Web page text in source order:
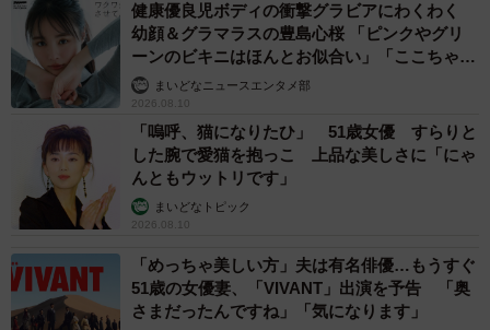
健康優良児ボディの衝撃グラビアにわくわく
幼顔＆グラマラスの豊島心桜 「ピンクやグリ
ーンのビキニはほんとお似合い」「ここちゃん
天使 また可愛くなった」
まいどなニュースエンタメ部
2026.08.10
「嗚呼、猫になりたひ」 51歳女優 すらりと
した腕で愛猫を抱っこ 上品な美しさに「にゃ
んともウットリです」
まいどなトピック
2026.08.10
「めっちゃ美しい方」夫は有名俳優…もうすぐ
51歳の女優妻、「VIVANT」出演を予告 「奥
さまだったんですね」「気になります」